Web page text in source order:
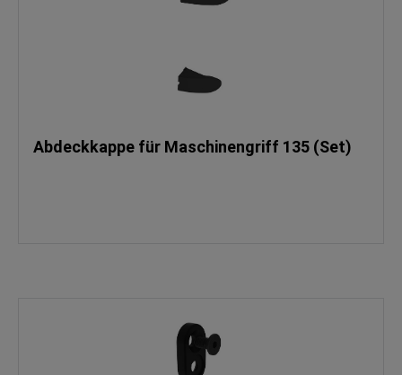
Abdeckkappe für Maschinengriff 135 (Set)